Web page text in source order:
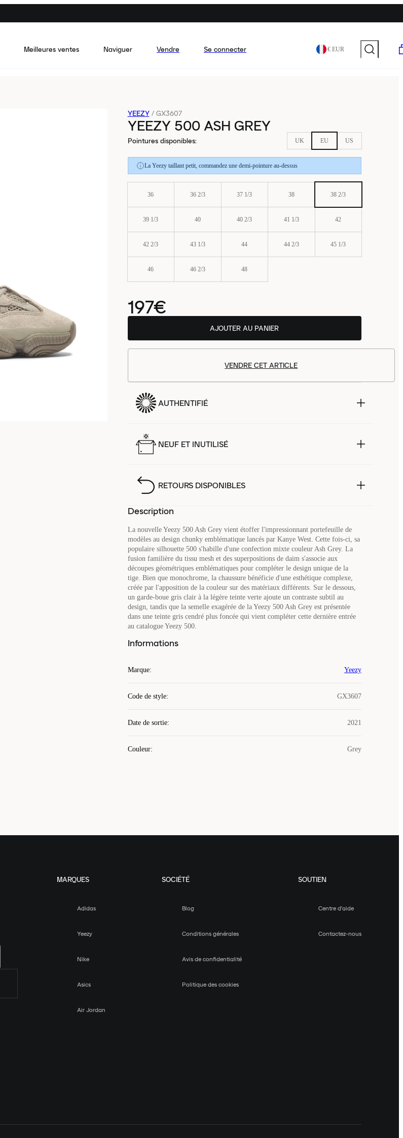
Meilleures ventes Naviguer Vendre Se connecter € EUR
YEEZY / GX3607
YEEZY 500 ASH GREY
Pointures disponibles: UK EU US
La Yeezy taillant petit, commandez une demi-pointure au-dessus
36 36 2/3 37 1/3 38 38 2/3
39 1/3 40 40 2/3 41 1/3 42
42 2/3 43 1/3 44 44 2/3 45 1/3
46 46 2/3 48
197€
AJOUTER AU PANIER
VENDRE CET ARTICLE
AUTHENTIFIÉ
NEUF ET INUTILISÉ
RETOURS DISPONIBLES
Description
La nouvelle Yeezy 500 Ash Grey vient étoffer l'impressionnant portefeuille de
modèles au design chunky emblématique lancés par Kanye West. Cette fois-ci, sa
populaire silhouette 500 s'habille d'une confection mixte couleur Ash Grey. La
fusion familière du tissu mesh et des superpositions de daim s'associe aux
découpes géométriques emblématiques pour compléter le design unique de la
tige. Bien que monochrome, la chaussure bénéficie d'une esthétique complexe,
créée par l'apposition de la couleur sur des matériaux différents. Sur le dessous,
un garde-boue gris clair à la légère teinte verte ajoute un contraste subtil au
design, tandis que la semelle exagérée de la Yeezy 500 Ash Grey est présentée
dans une teinte gris cendré plus foncée qui vient compléter cette dernière entrée
au catalogue Yeezy 500.
Informations
Marque: Yeezy
Code de style: GX3607
Date de sortie: 2021
Couleur: Grey
MARQUES
Adidas
Yeezy
Nike
Asics
Air Jordan
SOCIÉTÉ
Blog
Conditions générales
Avis de confidentialité
Politique des cookies
SOUTIEN
Centre d'aide
Contactez-nous